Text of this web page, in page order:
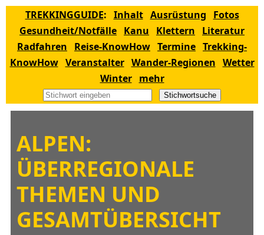
TREKKINGGUIDE: Inhalt Ausrüstung
Fotos
Gesundheit/Notfälle Kanu Klettern
Literatur
Radfahren
Reise-KnowHow Termine Trekking-
KnowHow Veranstalter Wander-Regionen Wetter
Winter
mehr
Stichwortsuche
ALPEN:
ÜBERREGIONALE
THEMEN UND
GESAMTÜBERSICHT